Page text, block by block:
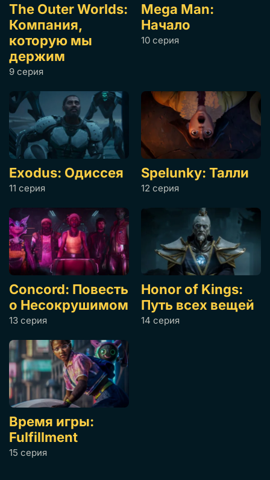
The Outer Worlds:
Компания,
которую мы
держим
9 серия
Mega Man:
Начало
10 серия
Exodus: Одиссея
11 серия
Spelunky: Талли
12 серия
Concord: Повесть
о Несокрушимом
13 серия
Honor of Kings:
Путь всех вещей
14 серия
Время игры:
Fulfillment
15 серия